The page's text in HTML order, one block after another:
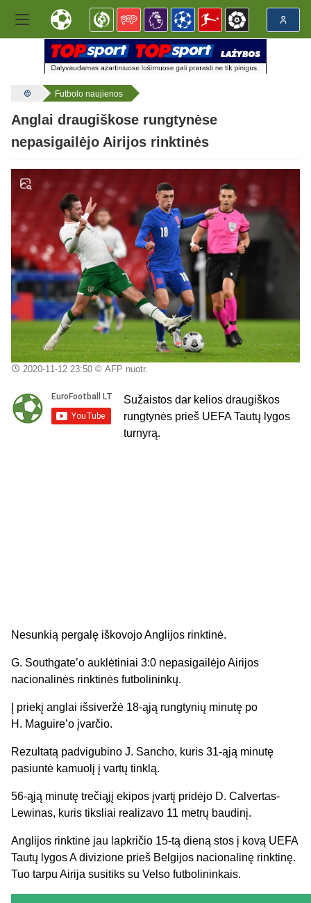
Futbolo naujienos
Anglai draugiškose rungtynėse
nepasigailėjo Airijos rinktinės
2020-11-12 23:50© AFP nuotr.
Sužaistos dar kelios draugiškos
rungtynės prieš UEFA Tautų lygos
turnyrą.
Nesunkią pergalę iškovojo Anglijos rinktinė.
G. Southgate’o auklėtiniai 3:0 nepasigailėjo Airijos
nacionalinės rinktinės futbolininkų.
Į priekį anglai išsiveržė 18-ąją rungtynių minutę po
H. Maguire’o įvarčio.
Rezultatą padvigubino J. Sancho, kuris 31-ąją minutę
pasiuntė kamuolį į vartų tinklą.
56-ąją minutę trečiąjį ekipos įvartį pridėjo D. Calvertas-
Lewinas, kuris tiksliai realizavo 11 metrų baudinį.
Anglijos rinktinė jau lapkričio 15-tą dieną stos į kovą UEFA
Tautų lygos A divizione prieš Belgijos nacionalinę rinktinę.
Tuo tarpu Airija susitiks su Velso futbolininkais.